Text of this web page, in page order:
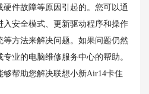
件故障等原因引起的。您可以通
安全模式、更新驱动程序和操作
方法来解决问题。如果问题仍然
业的电脑维修服务中心的帮助。
帮助您解决联想小新Air14卡住